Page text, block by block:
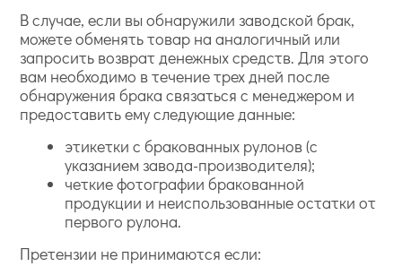
В случае, если вы обнаружили заводской брак,
можете обменять товар на аналогичный или
запросить возврат денежных средств. Для этого
вам необходимо в течение трех дней после
обнаружения брака связаться с менеджером и
предоставить ему следующие данные:
этикетки с бракованных рулонов (с
указанием завода-производителя);
четкие фотографии бракованной
продукции и неиспользованные остатки от
первого рулона.
Претензии не принимаются если: